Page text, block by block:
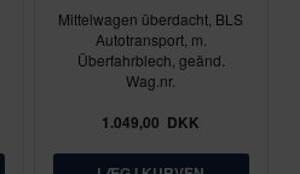
Mittelwagen überdacht, BLS
Autotransport, m.
Überfahrblech, geänd.
Wag.nr.
1.049,00 DKK